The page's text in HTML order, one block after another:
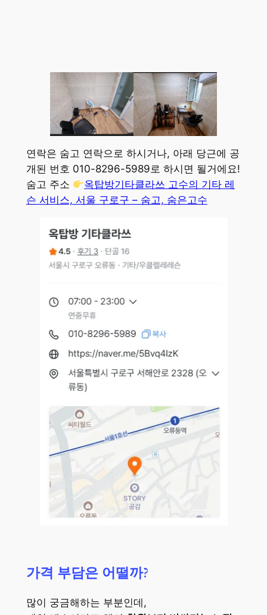
연락은 숨고 연락으로 하시거나, 아래 당근에 공
개된 번호 010-8296-5989로 하시면 될거에요!
숨고 주소
옥탑방기타클라쓰 고수의 기타 레
슨 서비스, 서울 구로구 – 숨고, 숨은고수
가격 부담은 어떨까?
많이 궁금해하는 부분인데,